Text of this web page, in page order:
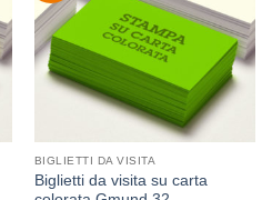
dei
desideri
BIGLIETTI DA VISITA
Biglietti da visita su carta